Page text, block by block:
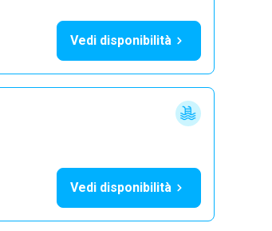
Vedi disponibilità
Vedi disponibilità